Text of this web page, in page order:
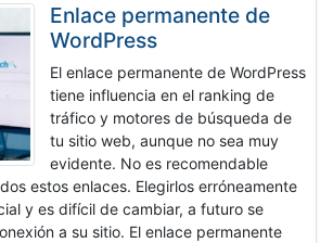
Enlace permanente de
WordPress
El enlace permanente de WordPress
tiene influencia en el ranking de
tráfico y motores de búsqueda de
tu sitio web, aunque no sea muy
evidente. No es recomendable
estos enlaces. Elegirlos erróneamente
y es difícil de cambiar, a futuro se
a su sitio. El enlace permanente